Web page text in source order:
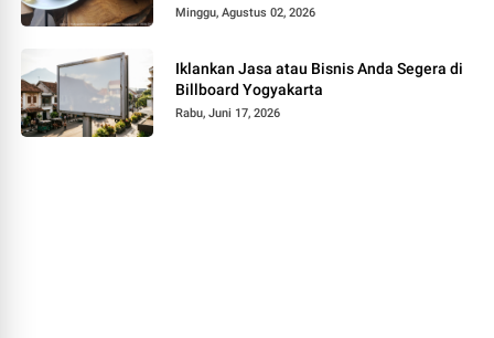
Minggu, Agustus 02, 2026
Iklankan Jasa atau Bisnis Anda Segera di
Billboard Yogyakarta
Rabu, Juni 17, 2026